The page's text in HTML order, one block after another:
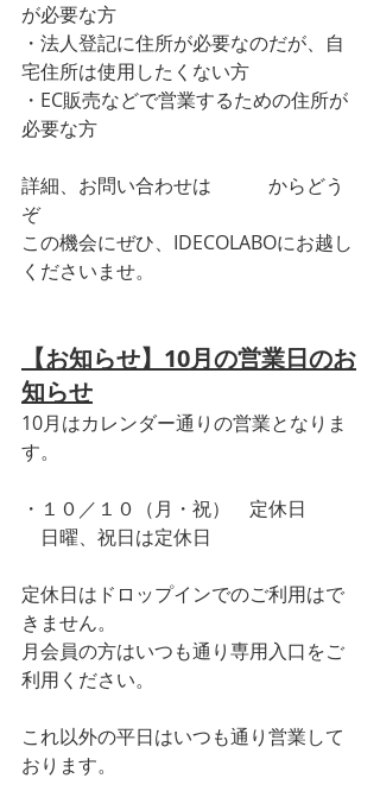
が必要な方
・法人登記に住所が必要なのだが、自
宅住所は使用したくない方
・EC販売などで営業するための住所が
必要な方
詳細、お問い合わせは
からどう
ぞ
この機会にぜひ、IDECOLABOにお越し
くださいませ。
【お知らせ】10月の営業日のお
知らせ
10月はカレンダー通りの営業となりま
す。
・１０／１０（月・祝）　定休日
日曜、祝日は定休日
定休日はドロップインでのご利用はで
きません。
月会員の方はいつも通り専用入口をご
利用ください。
これ以外の平日はいつも通り営業して
おります。